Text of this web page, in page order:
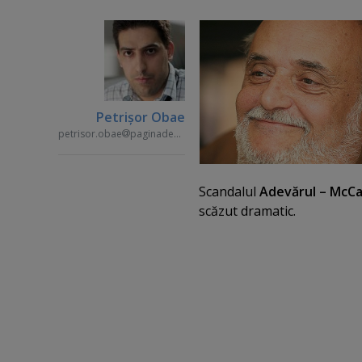
Petrişor Obae
petrisor.obae paginademedia.ro
Scandalul Adevărul –
scăzut dramatic.